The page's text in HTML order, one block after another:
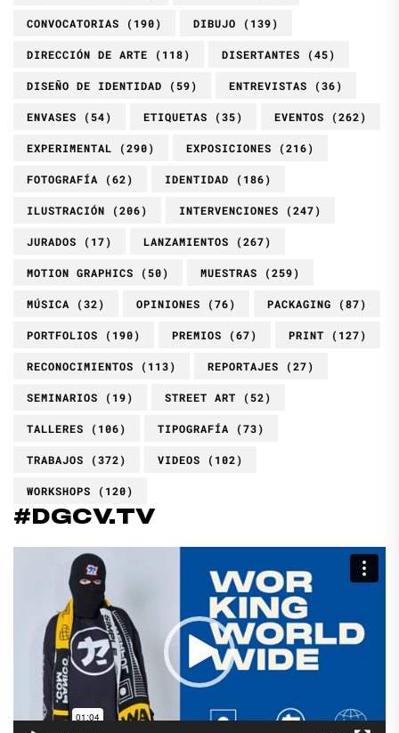
CONVOCATORIAS (190) DIBUJO (139)
DIRECCIÓN DE ARTE (118) DISERTANTES (45)
DISEÑO DE IDENTIDAD (59) ENTREVISTAS (36)
ENVASES (54) ETIQUETAS (35) EVENTOS (262)
EXPERIMENTAL (290) EXPOSICIONES (216)
FOTOGRAFÍA (62) IDENTIDAD (186)
ILUSTRACIÓN (206) INTERVENCIONES (247)
JURADOS (17) LANZAMIENTOS (267)
MOTION GRAPHICS (50) MUESTRAS (259)
MÚSICA (32) OPINIONES (76) PACKAGING (87)
PORTFOLIOS (190) PREMIOS (67) PRINT (127)
RECONOCIMIENTOS (113) REPORTAJES (27)
SEMINARIOS (19) STREET ART (52)
TALLERES (106) TIPOGRAFÍA (73)
TRABAJOS (372) VIDEOS (102)
WORKSHOPS (120)
#DGCV.TV
Reproductor